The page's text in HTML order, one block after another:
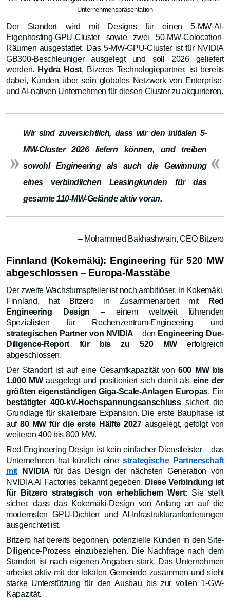
Unternehmenspräsentation
Der Standort wird mit Designs für einen 5-MW-AI-
Eigenhosting-GPU-Cluster sowie zwei 50-MW-Colocation-
Räumen ausgestattet. Das 5-MW-GPU-Cluster ist für NVIDIA
GB300-Beschleuniger ausgelegt und soll 2026 geliefert
werden. Hydra Host, Bizeros Technologiepartner, ist bereits
dabei, Kunden über sein globales Netzwerk von Enterprise-
und AI-nativen Unternehmen für diesen Cluster zu akquirieren.
Wir sind zuversichtlich, dass wir den initialen 5-
MW-Cluster 2026 liefern können, und treiben
sowohl Engineering als auch die Gewinnung
eines verbindlichen Leasingkunden für das
gesamte 110-MW-Gelände aktiv voran.
– Mohammed Bakhashwain, CEO Bitzero
Finnland (Kokemäki): Engineering für 520 MW
abgeschlossen – Europa-Masstäbe
Der zweite Wachstumspfeiler ist noch ambitiöser. In Kokemäki,
Finnland, hat Bitzero in Zusammenarbeit mit
Red
Engineering Design – einem weltweit führenden
Spezialisten für Rechenzentrum-Engineering und
strategischen Partner von NVIDIA – den Engineering Due-
Diligence-Report für bis zu 520 MWerfolgreich
abgeschlossen.
Der Standort ist auf eine Gesamtkapazität von600 MW bis
1.000 MWausgelegt und positioniert sich damit als eine der
größten eigenständigen Giga-Scale-Anlagen Europas. Ein
bestätigter 400-kV-Hochspannungsanschlusssichert die
Grundlage für skalierbare Expansion. Die erste Bauphase ist
auf80 MW für die erste Hälfte 2027ausgelegt, gefolgt von
weiteren 400 bis 800 MW.
Red Engineering Design ist kein einfacher Dienstleister – das
Unternehmen hat kürzlich einestrategische Partnerschaft
mit
NVIDIA für das Design der nächsten Generation von
NVIDIA AI Factories bekannt gegeben. Diese Verbindung ist
für Bitzero strategisch von erheblichem Wert: Sie stellt
sicher, dass das Kokemäki-Design von Anfang an auf die
modernsten GPU-Dichten und AI-Infrastrukturanforderungen
ausgerichtet ist.
Bitzero hat bereits begonnen, potenzielle Kunden in den Site-
Diligence-Prozess einzubeziehen. Die Nachfrage nach dem
Standort ist nach eigenen Angaben stark. Das Unternehmen
arbeitet aktiv mit der lokalen Gemeinde zusammen und sieht
starke Unterstützung für den Ausbau bis zur vollen 1-GW-
Kapazität.